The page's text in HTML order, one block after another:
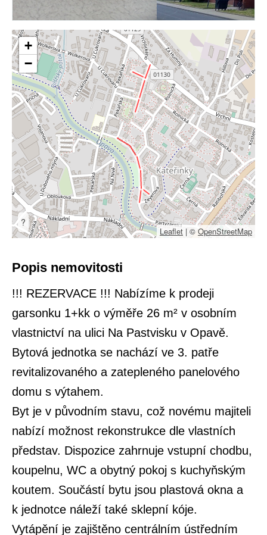
+
−
?
Leaflet | ©OpenStreetMap
Popis nemovitosti
!!! REZERVACE !!! Nabízíme k prodeji
garsonku 1+kk o výměře 26 m² v osobním
vlastnictví na ulici Na Pastvisku v Opavě.
Bytová jednotka se nachází ve 3. patře
revitalizovaného a zatepleného panelového
domu s výtahem.
Byt je v původním stavu, což novému majiteli
nabízí možnost rekonstrukce dle vlastních
představ. Dispozice zahrnuje vstupní chodbu,
koupelnu, WC a obytný pokoj s kuchyňským
koutem. Součástí bytu jsou plastová okna a
k jednotce náleží také sklepní kóje.
Vytápění je zajištěno centrálním ústředním